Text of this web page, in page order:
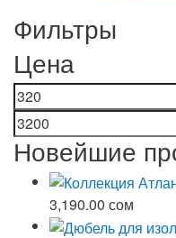
Фильтры
Цена
Минимальная
цена
Новейшие
3,190.00 сом